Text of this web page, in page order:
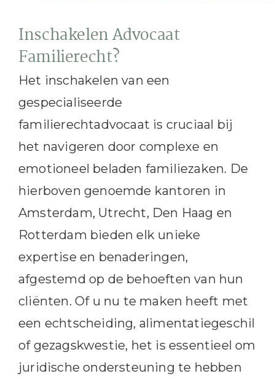
Inschakelen Advocaat
Familierecht?
Het inschakelen van een
gespecialiseerde
familierechtadvocaat is cruciaal bij
het navigeren door complexe en
emotioneel beladen familiezaken. De
hierboven genoemde kantoren in
Amsterdam, Utrecht, Den Haag en
Rotterdam bieden elk unieke
expertise en benaderingen,
afgestemd op de behoeften van hun
cliënten. Of u nu te maken heeft met
een echtscheiding, alimentatiegeschil
of gezagskwestie, het is essentieel om
juridische ondersteuning te hebben